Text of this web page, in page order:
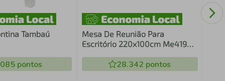
Tambaú
pontos
Mesa De Reunião Para
Escritório 220x100cm Me4190
28.342 pontos